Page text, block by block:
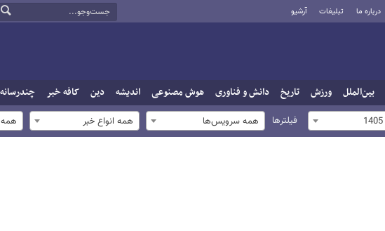
درباره ما تبلیغات آرشیو
بین‌الملل ورزش تاریخ دانش و فناوری هوش مصنوعی اندیشه دین کافه خبر
1405 فیلترها همه سرویس‌ها همه انواع خبر